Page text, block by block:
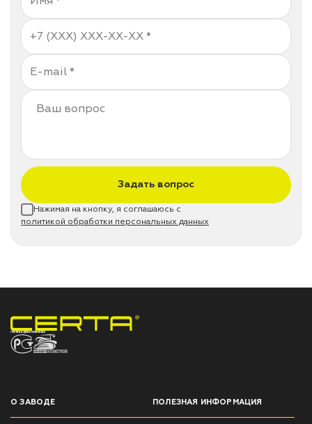
Задать вопрос
Нажимая на кнопку, я соглашаюсь с
политикой обработки персональных данных
НПП «СПЕКТР» ЗАВОД ЛАКОКРАСОЧНЫХ МАТЕРИАЛОВ
О ЗАВОДЕ ПОЛЕЗНАЯ ИНФОРМАЦИЯ